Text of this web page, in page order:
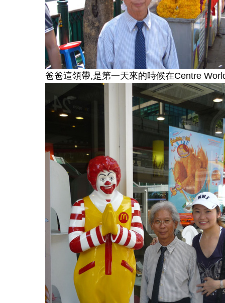
爸爸這領帶,是第一天來的時候在Centre